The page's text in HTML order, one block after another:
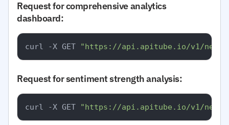
Request for comprehensive analytics
dashboard:
curl -X GET "https://api.apitube.io/v1/news/
Request for sentiment strength analysis:
curl -X GET "https://api.apitube.io/v1/news/